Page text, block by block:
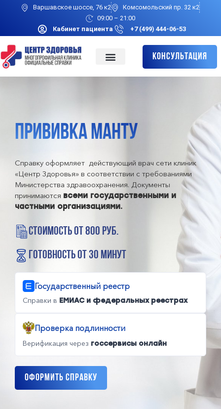
Варшавское шоссе, 76 к2
Комсомольский пр. 32 к2
09:00 – 21:00
Кабинет пациента
+7 (499) 444-06-53
Консультация
ПРИВИВКА МАНТУ
Справку оформляет действующий врач сети клиник
«Центр Здоровья» в соответствии с требованиями
Министерства здравоохранения. Документы
принимаются всеми государственными и
частными организациями.
стоимость от 800 руб.
готовность от 30 минут
Государственный реестр
Справки в ЕМИАС и федеральных реестрах
Проверка подлинности
Верификация через госсервисы онлайн
Оформить справку